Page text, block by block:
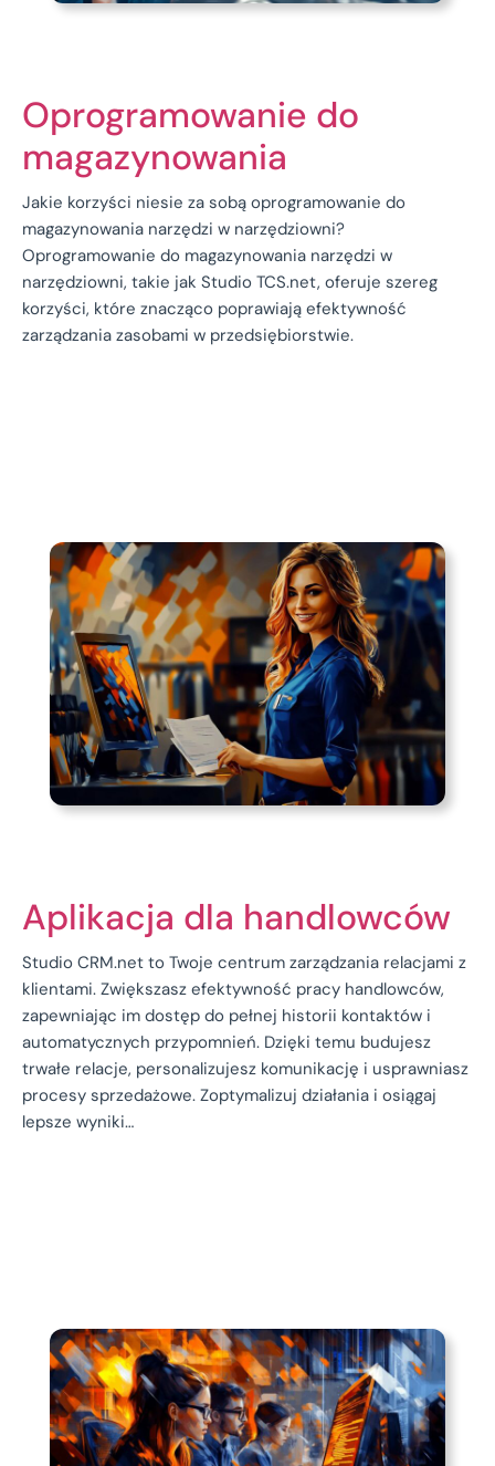
Oprogramowanie do
magazynowania
Jakie korzyści niesie za sobą oprogramowanie do
magazynowania narzędzi w narzędziowni?
Oprogramowanie do magazynowania narzędzi w
narzędziowni, takie jak Studio TCS.net, oferuje szereg
korzyści, które znacząco poprawiają efektywność
zarządzania zasobami w przedsiębiorstwie.
Aplikacja dla handlowców
Studio CRM.net to Twoje centrum zarządzania relacjami z
klientami. Zwiększasz efektywność pracy handlowców,
zapewniając im dostęp do pełnej historii kontaktów i
automatycznych przypomnień. Dzięki temu budujesz
trwałe relacje, personalizujesz komunikację i usprawniasz
procesy sprzedażowe. Zoptymalizuj działania i osiągaj
lepsze wyniki…